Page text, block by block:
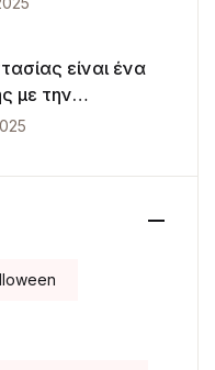
είναι ένα
με την